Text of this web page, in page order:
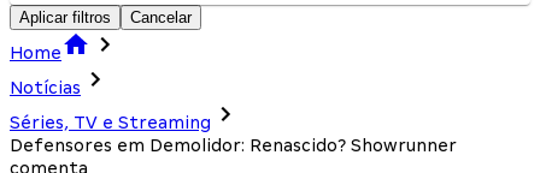
Aplicar filtros Cancelar
Home
Notícias
Séries, TV e Streaming
Defensores em Demolidor: Renascido? Showrunner
comenta